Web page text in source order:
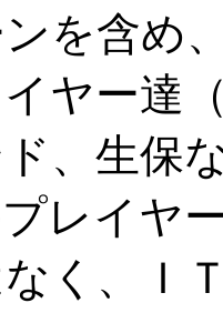
を含め
ヤー達
、生保
レイヤ
く、Ｉ